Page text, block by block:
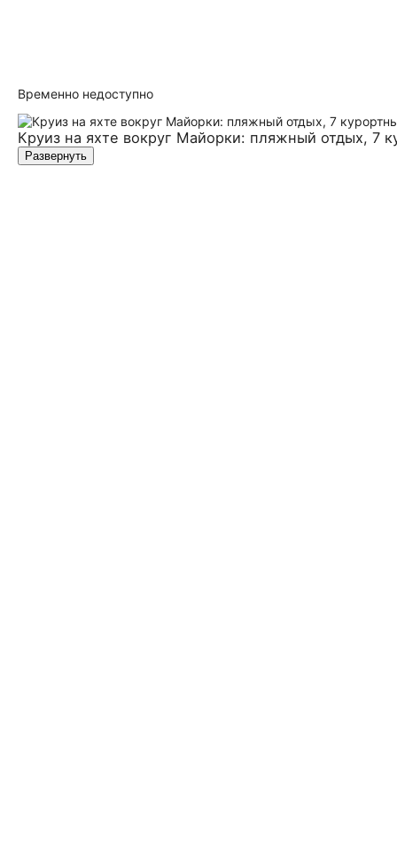
Временно недоступно
Круиз на яхте вокруг Майорки: пляжный отдых, 7
Развернуть